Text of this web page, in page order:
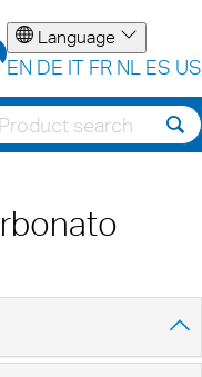
Language
EN DE IT FR NL ES US